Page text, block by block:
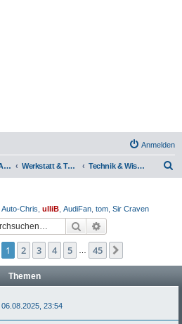
Anmelden
Kfz Forum - Auto, Motorrad und LKW Werkstatt & Technik Technik & Wissen
Auto-Chris ulliB AudiFan tom Sir Craven
Suche
Seite 1von 45
1 2 3 4 5 45
Themen
06.08.2025, 23:54